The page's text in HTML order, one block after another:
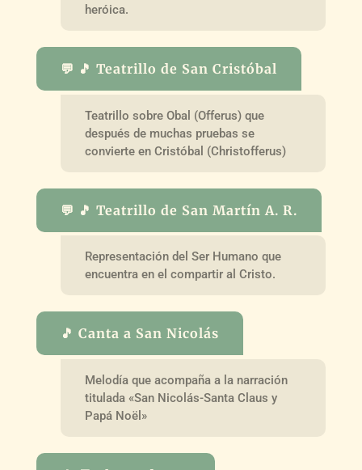
heróica.
💬 🎵 Teatrillo de San Cristóbal
Teatrillo sobre Obal (Offerus) que
después de muchas pruebas se
convierte en Cristóbal (Christofferus)
💬 🎵 Teatrillo de San Martín A. R.
Representación del Ser Humano que
encuentra en el compartir al Cristo.
🎵 Canta a San Nicolás
Melodía que acompaña a la narración
titulada «San Nicolás-Santa Claus y
Papá Noël»